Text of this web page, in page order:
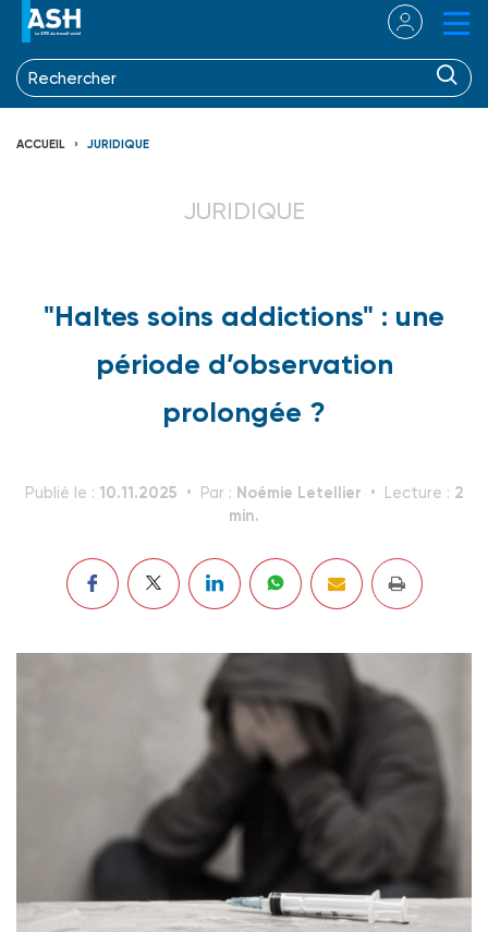
ACCUEIL JURIDIQUE
JURIDIQUE
"Haltes soins addictions" : une
période d’observation
prolongée ?
Publié le : 10.11.2025 Par : Noémie Letellier Lecture : 2
min.